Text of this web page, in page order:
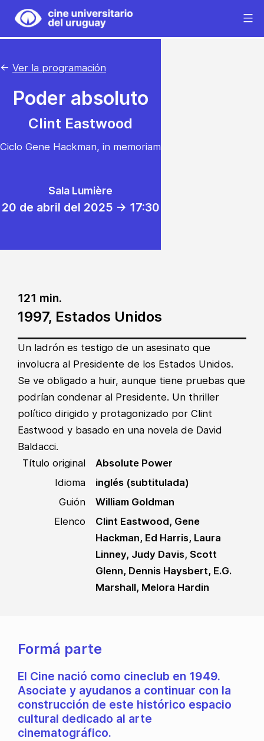
Saltar
contenido
Cine
Universitario
Uruguay
← Ver la programación
Poder absoluto
Clint Eastwood
Ciclo Gene Hackman, in memoriam
Sala Lumière
20 de abril del 2025 -> 17:30
1997, Estados Unidos
121 min.
Un ladrón es testigo de un asesinato que
involucra al Presidente de los Estados Unidos.
Se ve obligado a huir, aunque tiene pruebas que
podrían condenar al Presidente. Un thriller
político dirigido y protagonizado por Clint
Eastwood y basado en una novela de David
Baldacci.
Título original
Absolute Power
Idioma
inglés (subtitulada)
Guión
William Goldman
Elenco
Clint Eastwood, Gene
Hackman, Ed Harris, Laura
Linney, Judy Davis, Scott
Glenn, Dennis Haysbert, E.G.
Marshall, Melora Hardin
Formá parte
El Cine nació como cineclub en 1949.
Asociate y ayudanos a continuar con la
construcción de este histórico espacio
cultural dedicado al arte
cinematográfico.